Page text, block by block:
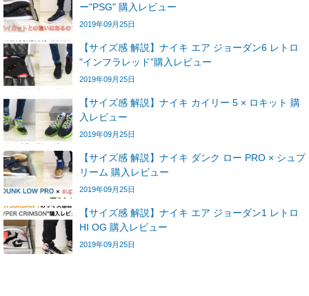
ー"PSG" 購入レビュー
2019年09月25日
【サイズ感 解説】ナイキ エア ジョーダン6 レトロ
"インフラレッド”購入レビュー
2019年09月25日
【サイズ感 解説】ナイキ カイリー 5 × ロキット 購
入レビュー
2019年09月25日
【サイズ感 解説】ナイキ ダンク ロー PRO × シュプ
リーム 購入レビュー
2019年09月25日
【サイズ感 解説】ナイキ エア ジョーダン1 レトロ
HI OG 購入レビュー
2019年09月25日